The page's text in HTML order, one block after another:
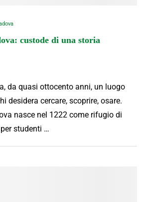
custode di una storia
da quasi ottocento anni, un luogo
desidera cercare, scoprire, osare.
nasce nel 1222 come rifugio di
studenti …